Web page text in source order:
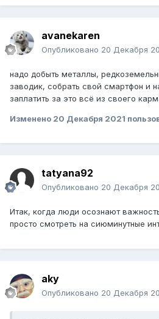
avanekaren
Опубликовано 20 Декабря
надо добыть металлы,
заводик, собрать свой смартфон и
заплатить за это всё из своего
Изменено 20 Декабря 2021
tatyana92
Опубликовано 20 Декабря
Итак, когда люди осознают
просто смотреть на сиюминутные
aky
Опубликовано 20 Декабря